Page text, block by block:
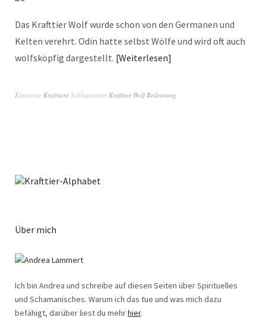
Das Krafttier Wolf wurde schon von den Germanen und
Kelten verehrt. Odin hatte selbst Wölfe und wird oft auch
wolfsköpfig dargestellt. Weiterlesen
Kategorie Krafttiere SchlagwörterKrafttier Wolf Bedeutung
Über mich
Ich bin Andrea und schreibe auf diesen Seiten über Spirituelles
und Schamanisches. Warum ich das tue und was mich dazu
befähigt, darüber liest du mehrhier.